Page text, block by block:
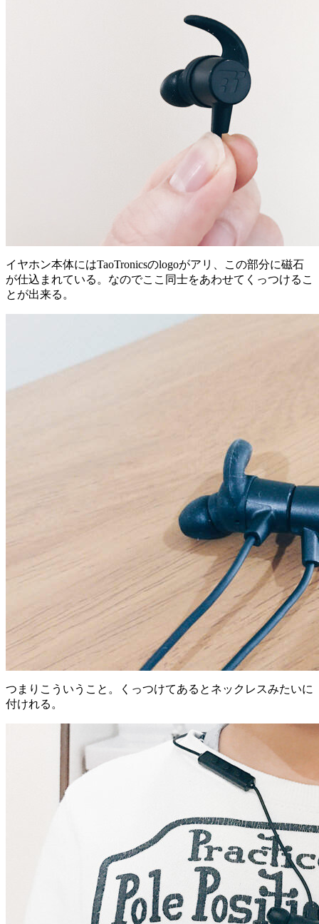
イヤホン本体にはTaoTronicsのlogoがアリ、この部分に磁石
が仕込まれている。なのでここ同士をあわせてくっつけるこ
とが出来る。
つまりこういうこと。くっつけてあるとネックレスみたいに
付けれる。